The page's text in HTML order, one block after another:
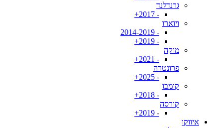
גרנדלנד
- 2017+
ויוארו
- 2014-2019
- 2019+
מוקה
- 2021+
פרונטרה
- 2025+
קומבו
- 2018+
קורסה
- 2019+
איווקו